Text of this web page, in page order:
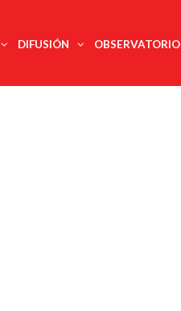
DIFUSIÓN OBSERVATORIO